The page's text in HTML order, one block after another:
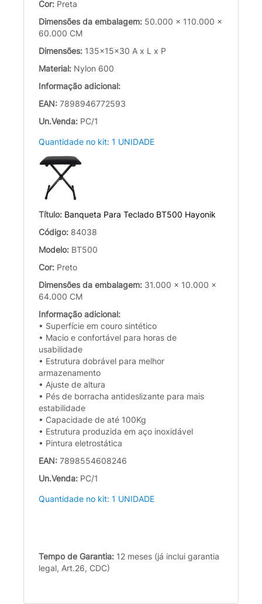
Cor: Preta
Dimensões da embalagem: 50.000 x 110.000 x
60.000 CM
Dimensões: 135x15x30 A x L x P
Material: Nylon 600
Informação adicional:
EAN: 7898946772593
Un.Venda: PC/1
Quantidade no kit: 1 UNIDADE
Título: Banqueta Para Teclado BT500 Hayonik
Código: 84038
Modelo: BT500
Cor: Preto
Dimensões da embalagem: 31.000 x 10.000 x
64.000 CM
Informação adicional:
• Superfície em couro sintético
• Macio e confortável para horas de
usabilidade
• Estrutura dobrável para melhor
armazenamento
• Ajuste de altura
• Pés de borracha antideslizante para mais
estabilidade
• Capacidade de até 100Kg
• Estrutura produzida em aço inoxidável
• Pintura eletrostática
EAN: 7898554608246
Un.Venda: PC/1
Quantidade no kit: 1 UNIDADE
Tempo de Garantia: 12 meses (já inclui garantia
legal, Art.26, CDC)